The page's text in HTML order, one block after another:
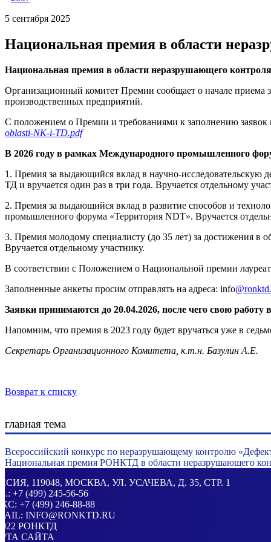
5 сентября 2025
Национальная премия в области
Национальная премия в области неразрушающего
Организационный комитет Премии сообщает о начале приема
производственных предприятий.
C положением о Премии и требованиями к заполнению
oblasti-NK-i-TD.pdf
В 2026 году в рамках Международного промышленного
1. Премия за выдающийся вклад в научно-
ТД и вручается один раз в три года. Вручается отдельному
2. Премия за выдающийся вклад в развитие способов и
промышленного форума «Территория NDT». Вручается
3. Премия молодому специалисту (до 35 лет) за достижения
Вручается отдельному участнику.
В соответствии с Положением о Национальной премии
Заполненные анкеты просим отправлять на адреса: info@ronktd.
Заявки принимаются до 20.04.2026, после чего свою
Напомним, что премия в 2023 году будет вручаться уже в
Секретарь Организационного Комитета, к.т.н. Базулин А.Е.
Возврат к списку
главная тема
Всероссийский конкурс по неразрушающему контролю
Национальная премия РОНКТД в области неразрушающего
, 119048, МОСКВА, УЛ. УСАЧЕВА, Д. 35, СТР. 1
+7 (499) 245-56-56
+7 (499) 246-88-88
INFO@RONKTD.RU
РОНКТД
САЙТА